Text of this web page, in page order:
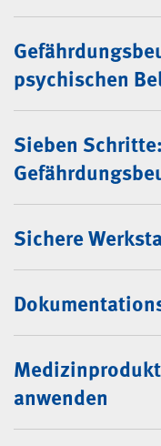
psychischen
Sieben Schritte:
Sichere
anwenden